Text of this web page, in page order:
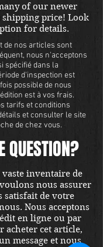
of our newer
price! Look
for details.
de nos articles sont
nous n'acceptons
spécifié dans la
d'inspection est
possible de nous
est à vos frais.
tarifs et conditions
et consulter le site
de chez vous.
QUESTION?
inventaire de
nous assurer
satisfait de votre
Nous acceptons
en ligne ou par
acheter cet article,
message et nous